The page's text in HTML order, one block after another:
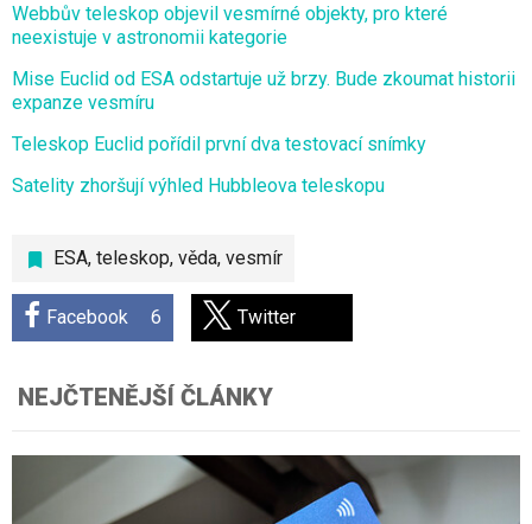
ESA, teleskop, věda, vesmír
Facebook 6 Twitter
Webbův teleskop objevil vesmírné objekty, pro které
neexistuje v astronomii kategorie
Mise Euclid od ESA odstartuje už brzy. Bude zkoumat historii
expanze vesmíru
Teleskop Euclid pořídil první dva testovací snímky
Satelity zhoršují výhled Hubbleova teleskopu
NEJČTENĚJŠÍ ČLÁNKY